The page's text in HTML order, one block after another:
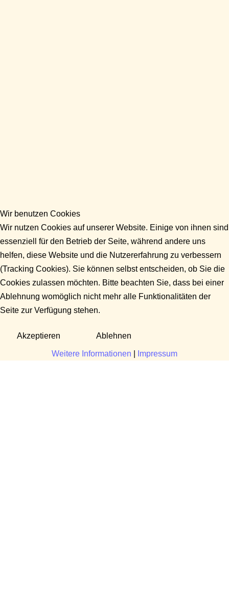
Wir benutzen Cookies
Wir nutzen Cookies auf unserer Website. Einige von ihnen sind
essenziell für den Betrieb der Seite, während andere uns
helfen, diese Website und die Nutzererfahrung zu verbessern
(Tracking Cookies). Sie können selbst entscheiden, ob Sie die
Cookies zulassen möchten. Bitte beachten Sie, dass bei einer
Ablehnung womöglich nicht mehr alle Funktionalitäten der
Seite zur Verfügung stehen.
Akzeptieren Ablehnen
Weitere Informationen Impressum